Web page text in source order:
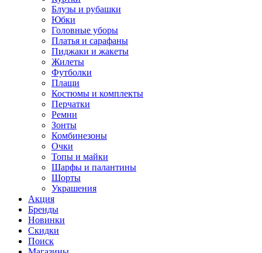
Блузы и рубашки
Юбки
Головные уборы
Платья и сарафаны
Пиджаки и жакеты
Жилеты
Футболки
Плащи
Костюмы и комплекты
Перчатки
Ремни
Зонты
Комбинезоны
Очки
Топы и майки
Шарфы и палантины
Шорты
Украшения
Акция
Бренды
Новинки
Скидки
Поиск